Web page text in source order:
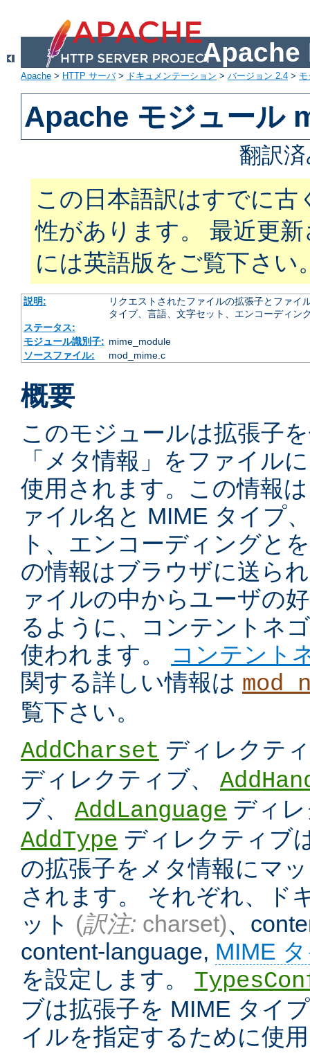
Apache
Apache > HTTP サーバ> ドキュメンテーション > バージョン 2.4 >
Apache モジュール
翻訳
この日本語訳はすでに古
性があります。 最近更
には英語版をご覧下さい
説明:
リクエストされたファイルの拡張子とファ
タイプ、言語、文字セット、エンコーディン
ステータス:
モジュール識別子: mime_module
ソースファイル:
mod_mime.c
概要
このモジュールは拡張子
「メタ情報」をファイル
使用されます。この情報
ァイル名と MIME タイプ
ト、エンコーディングと
の情報はブラウザに送ら
ァイルの中からユーザの
るように、コンテントネ
使われます。
コンテント
関する詳しい情報は
覧下さい。
AddCharset ディレクテ
ディレクティブ、
ブ、 AddLanguage ディ
AddType ディレクティブ
の拡張子をメタ情報にマ
されます。 それぞれ、ド
ット (訳注: charset)、
content-language, MIME
を設定します。
ブは拡張子を MIME タイ
イルを指定するために使